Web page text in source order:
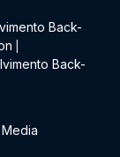
Back-
Back-